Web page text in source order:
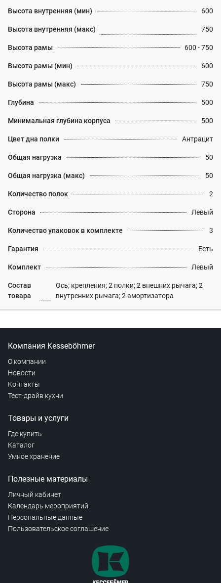
Высота внутренняя (мин) 600
Высота внутренняя (макс) 750
Высота рамы 600 - 750
Высота рамы (мин) 600
Высота рамы (макс) 750
Глубина 500
Минимальная глубина корпуса 500
Цвет дна полки Антрацит
Общая нагрузка 50
Общая нагрузка (макс) 50
Количество полок 2
Сторона Левый
Количество упаковок в комплекте 3
Гарантия Есть
Комплект Левый
Состав
товара
Ось; крепления; 2 полки; 2 внешних рычага; 2
внутренних рычага; 2 амортизатора
Компания Kesseböhmer
О компании
Новости
Контакты
Тест-драйв кухни
Товары и услуги
Где купить
Каталог
Умное хранение
Полезные материалы
Личный кабинет
Календарь мероприятий
Персональные данные
Пользовательское соглашение